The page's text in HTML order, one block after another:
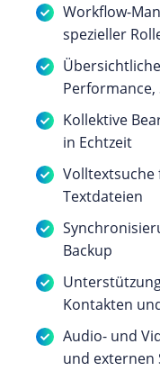
Workflow-
spezieller
Kollektive
in Echtzeit
Volltextsuche
Textdateien
Backup
Kontakten
Audio- und
und externen